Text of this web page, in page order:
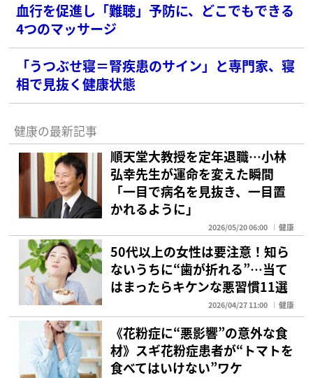
血行を促進し「難聴」予防に、どこでもできる
4つのマッサージ
「うつぶせ寝＝腎疾患のサイン」と専門家、寝
相で見抜く健康状態
健康の最新記事
順天堂大教授を定年退職…小林
弘幸先生が運命を変えた瞬間
「一目で病名を見抜き、一目置
かれるように」
2026/05/20 06:00 健康
50代以上の女性は要注意！知ら
ないうちに“歯が折れる”…当て
はまったらキケンな悪習慣11選
2026/04/27 11:00 健康
《花粉症に“悪影響”の意外な食
材》スギ花粉症患者が“トマトを
食べてはいけない”ワケ